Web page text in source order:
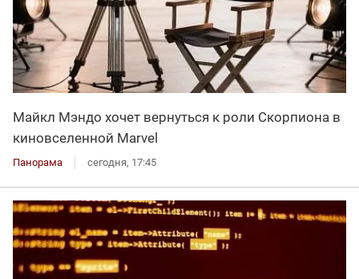
Майкл Мэндо хочет вернуться к роли Скорпиона в
киновселенной Marvel
Панорама сегодня, 17:45